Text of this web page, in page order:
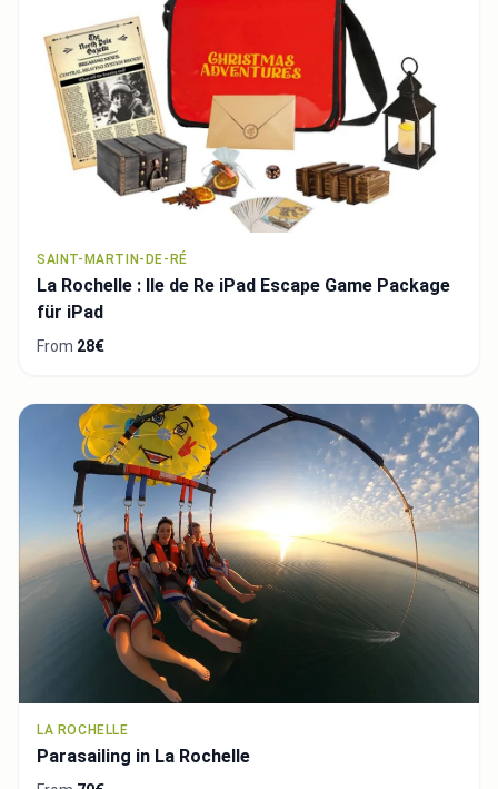
SAINT-MARTIN-DE-RÉ
La Rochelle : Ile de Re iPad Escape Game Package
für iPad
From 28€
LA ROCHELLE
Parasailing in La Rochelle